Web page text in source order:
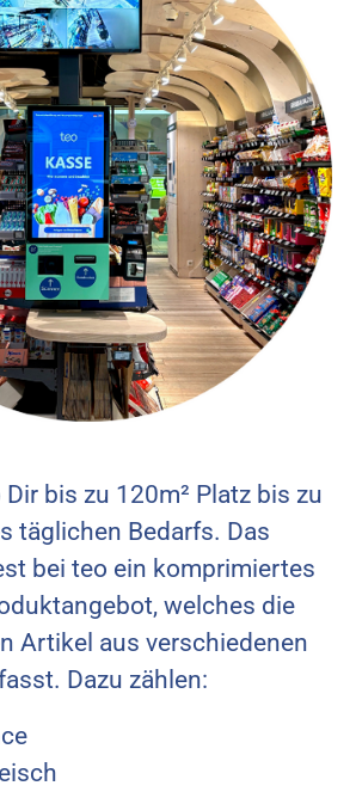
bis zu 120m² Platz bis zu
täglichen Bedarfs. Das
bei teo ein komprimiertes
welches die
Artikel aus verschiedenen
Dazu zählen: